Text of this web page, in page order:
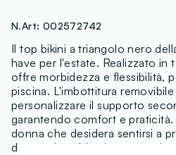
N.Art: 002572742
Il top bikini a triangolo nero
have per l'estate. Realizzato in
offre morbidezza e flessibilità,
piscina. L'imbottitura
personalizzare il supporto
garantendo comfort e
donna che desidera sentirsi a
durante le calde giornate estive.